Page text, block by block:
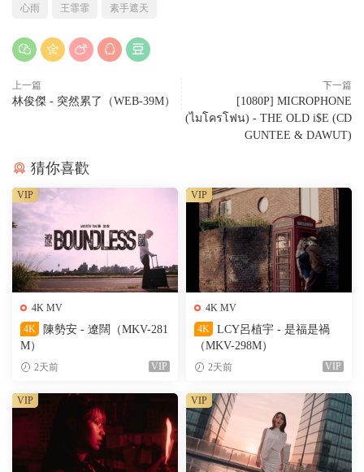
心雨 王霏霏 素手遮天
上一篇
林俊傑 - 突然累了（WEB-39M）
下一篇
[1080P] MICROPHONE
(ไมโครโฟน) - THE OLD i$E (CD
GUNTEE & DAWUT)
猜你喜歡
4K MV
4K
陳勢安 - 遼闊（MKV-281
M）
2天前 VIP
VIP
4K MV
4K
LCY呂植宇 - 是福是禍
（MKV-298M）
2天前 VIP
VIP
VIP VIP